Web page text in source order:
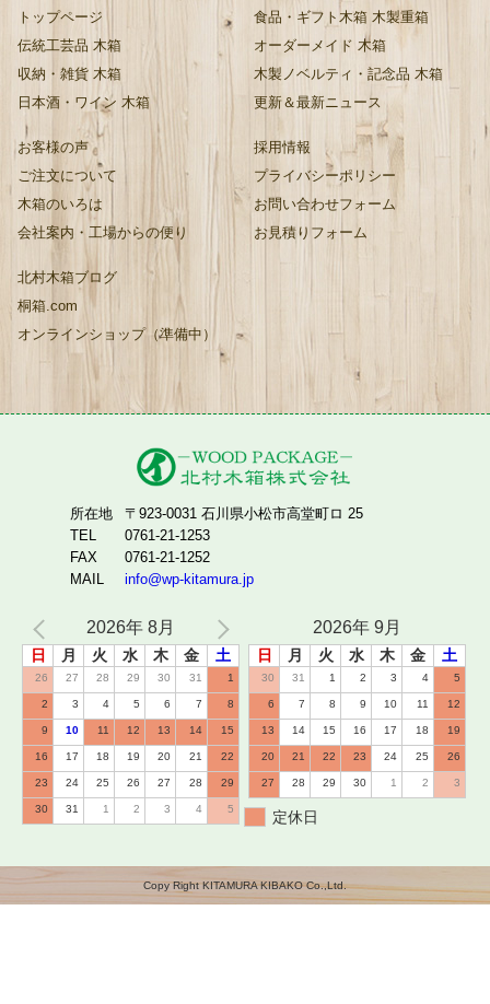
トップページ
伝統工芸品 木箱
収納・雑貨 木箱
日本酒・ワイン 木箱
食品・ギフト木箱 木製重箱
オーダーメイド 木箱
木製ノベルティ・記念品 木箱
更新＆最新ニュース
お客様の声
ご注文について
木箱のいろは
会社案内・工場からの便り
採用情報
プライバシーポリシー
お問い合わせフォーム
お見積りフォーム
北村木箱ブログ
桐箱.com
オンラインショップ（準備中）
所在地
〒923-0031 石川県小松市高堂町ロ 25
TEL
0761-21-1253
FAX
0761-21-1252
MAIL
info@wp-kitamura.jp
2026年 8月
日 月 火 水 木 金 土
26 27 28 29 30 31 1
2 3 4 5 6 7 8
9 10 11 12 13 14 15
16 17 18 19 20 21 22
23 24 25 26 27 28 29
30 31 1 2 3 4 5
2026年 9月
日 月 火 水 木 金 土
30 31 1 2 3 4 5
6 7 8 9 10 11 12
13 14 15 16 17 18 19
20 21 22 23 24 25 26
27 28 29 30 1 2 3
定休日
Copy Right KITAMURA KIBAKO Co.,Ltd.